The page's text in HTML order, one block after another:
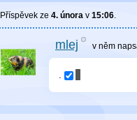
Příspěvek ze 4. února v 15:06
mlej v něm